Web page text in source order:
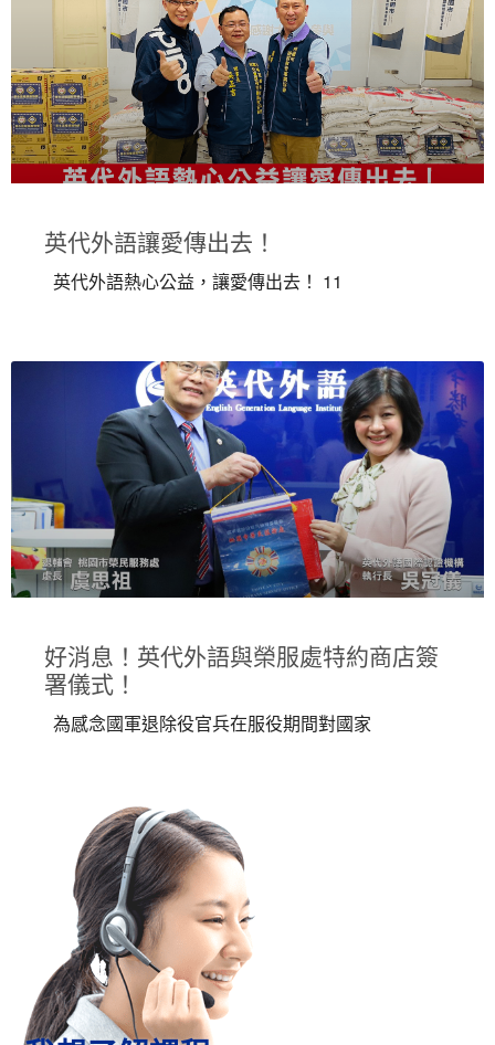
英代外語讓愛傳出去！
英代外語熱心公益，讓愛傳出去！ 11
好消息！英代外語與榮服處特約商店簽
署儀式！
為感念國軍退除役官兵在服役期間對國家